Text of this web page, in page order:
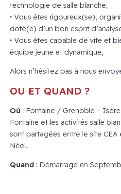
technologie de salle blanche,
• Vous êtes rigoureux(se),
doté(e) d’un bon esprit
• Vous êtes capable de vite et
équipe jeune et dynamique,
Alors n’hésitez pas à nous
OU ET QUAND ?
Où : Fontaine / Grenoble –
Fontaine et les activités salle
sont partagées entre le site CEA
Néel.
Quand : Démarrage en